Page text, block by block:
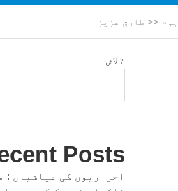
ہوم << طارق عزیز
تلاش
Posts
احراریوں کی عیاشیاں :